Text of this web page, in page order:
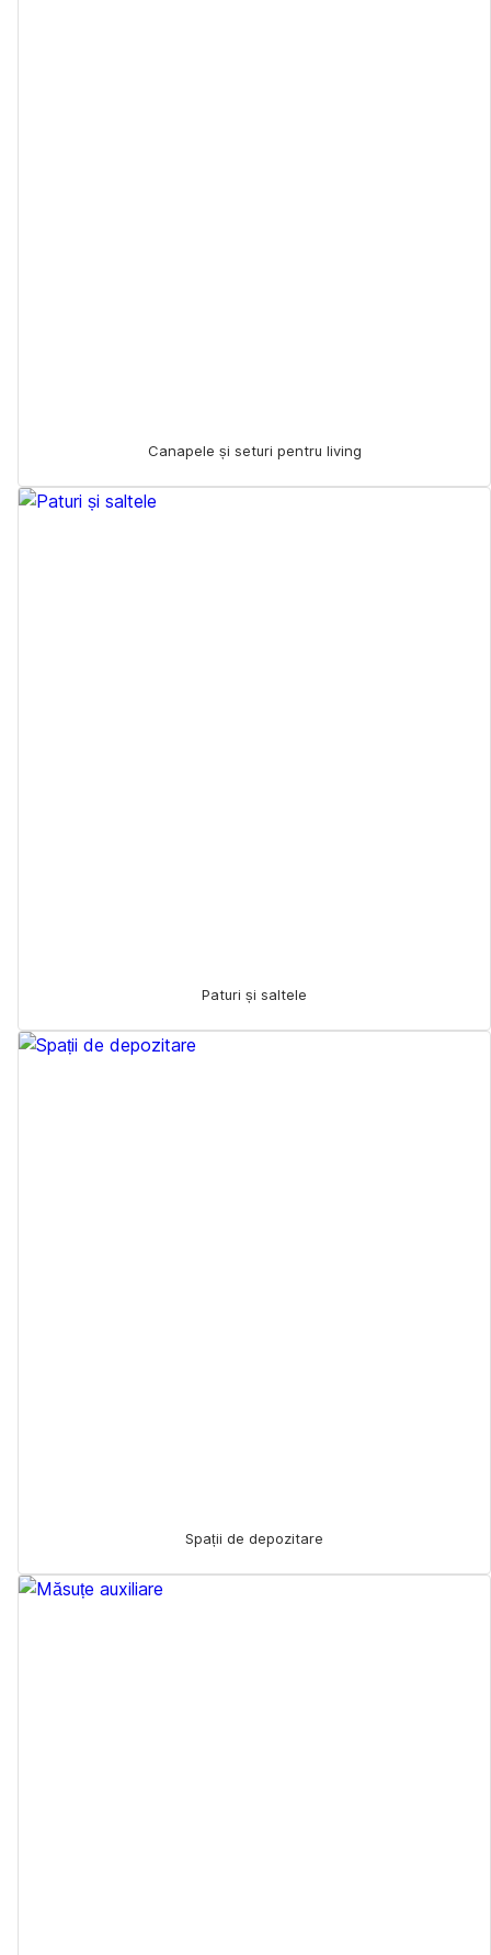
Canapele și seturi pentru living
Paturi și saltele
Spații de depozitare